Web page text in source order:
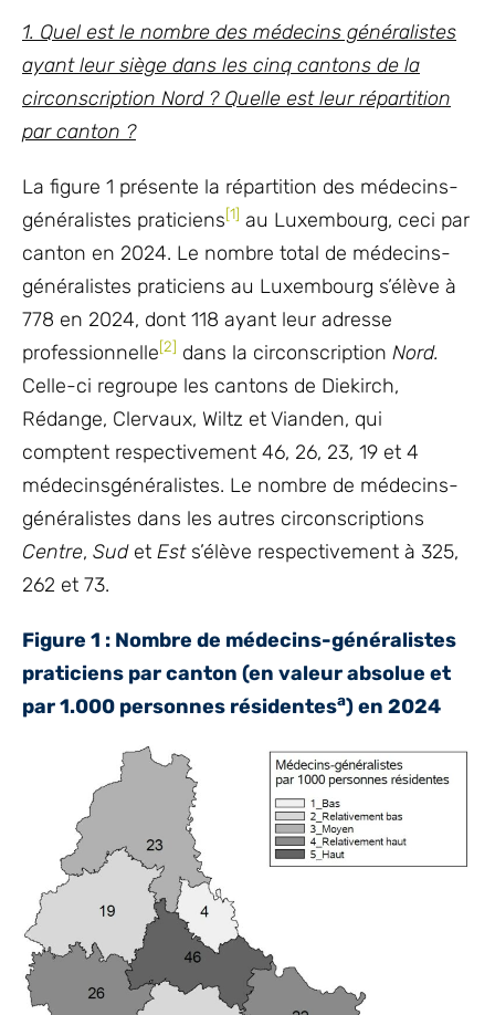
1. Quel est le nombre des médecins généralistes
ayant leur siège dans les cinq cantons de la
circonscription Nord ? Quelle est leur répartition
par canton ?
La figure 1 présente la répartition des médecins-
généralistes praticiens[1] au Luxembourg, ceci par
canton en 2024. Le nombre total de médecins-
généralistes praticiens au Luxembourg s’élève à
778 en 2024, dont 118 ayant leur adresse
professionnelle[2] dans la circonscription Nord.
Celle-ci regroupe les cantons de Diekirch,
Rédange, Clervaux, Wiltz et Vianden, qui
comptent respectivement 46, 26, 23, 19 et 4
médecinsgénéralistes. Le nombre de médecins-
généralistes dans les autres circonscriptions
Centre, Sudet Ests’élève respectivement à 325,
262 et 73.
Figure 1 : Nombre de médecins-généralistes
praticiens par canton (en valeur absolue et
par 1.000 personnes résidentesa) en 2024